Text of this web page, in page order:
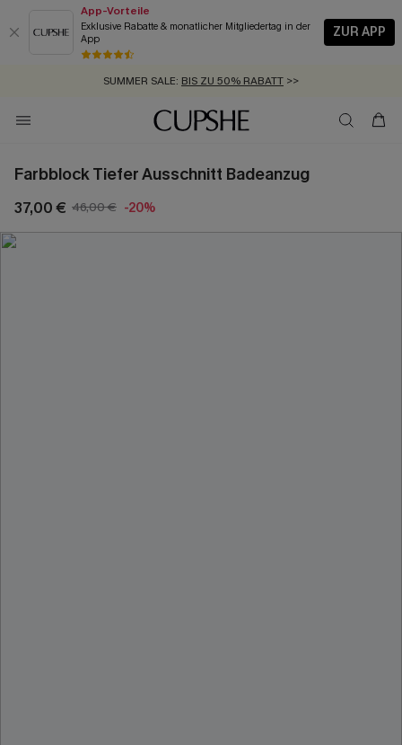
App-Vorteile
Exklusive Rabatte & monatlicher Mitgliedertag in der
App
ZUR APP
GRATIS MASSBAND MIT JEDEM SCHNELLVERSAND-ARTIKEL >>
SUMMER SALE: BIS ZU 50% RABATT >>
ZUM NEWSLETTER:BIS ZU -20% EXTRA ERHALTEN
KOSTENLOSER VERSAND AB 89 €
Farbblock Tiefer Ausschnitt Badeanzug
37,00 € 46,00 € -20%